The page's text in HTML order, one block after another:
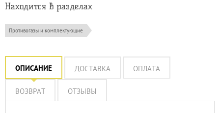
Находится в разделах
Противогазы и комплектующие
ОПИСАНИЕ ДОСТАВКА ОПЛАТА
ВОЗВРАТ ОТЗЫВЫ